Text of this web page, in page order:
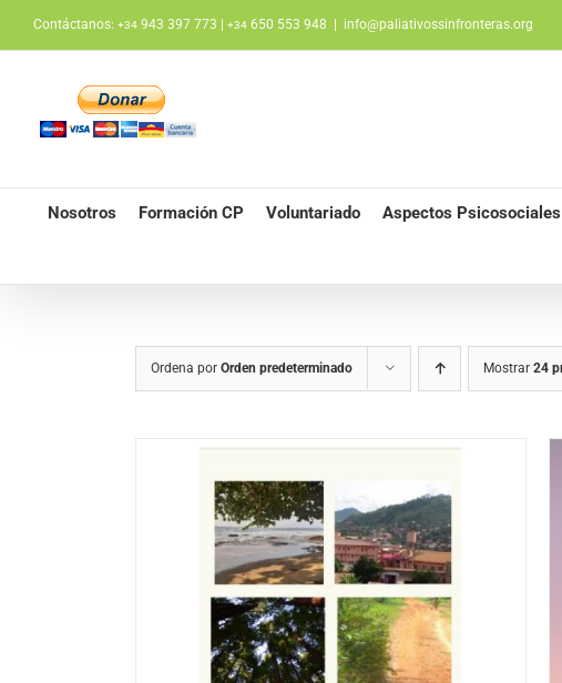
contenido
Contáctanos: +34 943 397 773 | +34 650 553 948 info@paliativossinfronteras.org
Nosotros Formación CP Voluntariado Aspectos Psicosociales
Ordena por Orden predeterminado Mostrar 24